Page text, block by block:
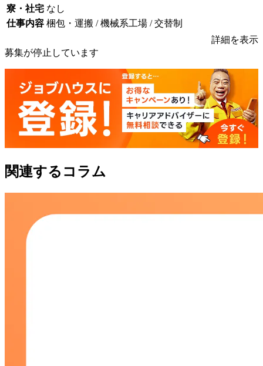
寮・社宅 なし
仕事内容 梱包・運搬 / 機械系工場 / 交替制
詳細を表示
募集が停止しています
関連するコラム